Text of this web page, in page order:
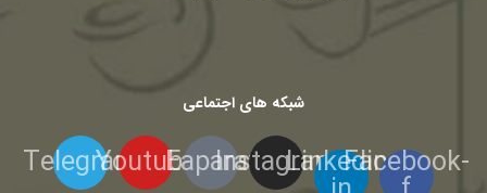
شبکه های اجتماعی
Facebook-
Linkedin-
Instagram
Eaparat
Youtube
Telegram